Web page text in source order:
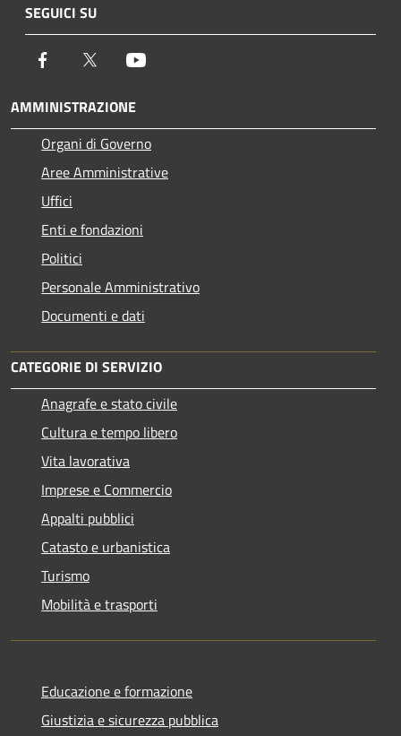
SEGUICI SU
Facebook Twitter
AMMINISTRAZIONE
Organi di Governo
Aree Amministrative
Uffici
Enti e fondazioni
Politici
Personale Amministrativo
Documenti e dati
CATEGORIE DI SERVIZIO
Anagrafe e stato civile
Cultura e tempo libero
Vita lavorativa
Imprese e Commercio
Appalti pubblici
Catasto e urbanistica
Turismo
Mobilità e trasporti
Educazione e formazione
Giustizia e sicurezza pubblica